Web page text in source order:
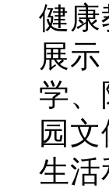
健康
展
学
园
生活